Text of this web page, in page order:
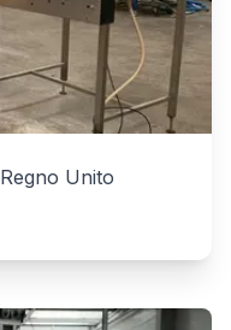
Regno Unito